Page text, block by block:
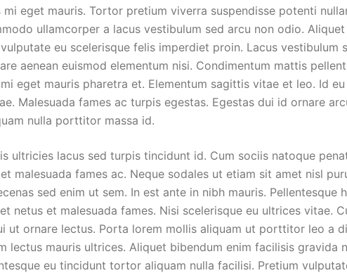
mi eget mauris. Tortor pretium viverra suspendisse potenti
ullamcorper a lacus vestibulum sed arcu non odio.
eu scelerisque felis imperdiet proin. Lacus vestibulum
aenean euismod elementum nisi. Condimentum mattis
eget mauris pharetra et. Elementum sagittis vitae et leo. Id eu
Malesuada fames ac turpis egestas. Egestas dui id ornare
nulla porttitor massa id.
ultricies lacus sed turpis tincidunt id. Cum sociis natoque
malesuada fames ac. Neque sodales ut etiam sit amet nisl
sed enim ut sem. In est ante in nibh mauris. Pellentesque
netus et malesuada fames. Nisi scelerisque eu ultrices vitae.
ut ornare lectus. Porta lorem mollis aliquam ut porttitor leo a
lectus mauris ultrices. Aliquet bibendum enim facilisis gravida
eu tincidunt tortor aliquam nulla facilisi. Pretium